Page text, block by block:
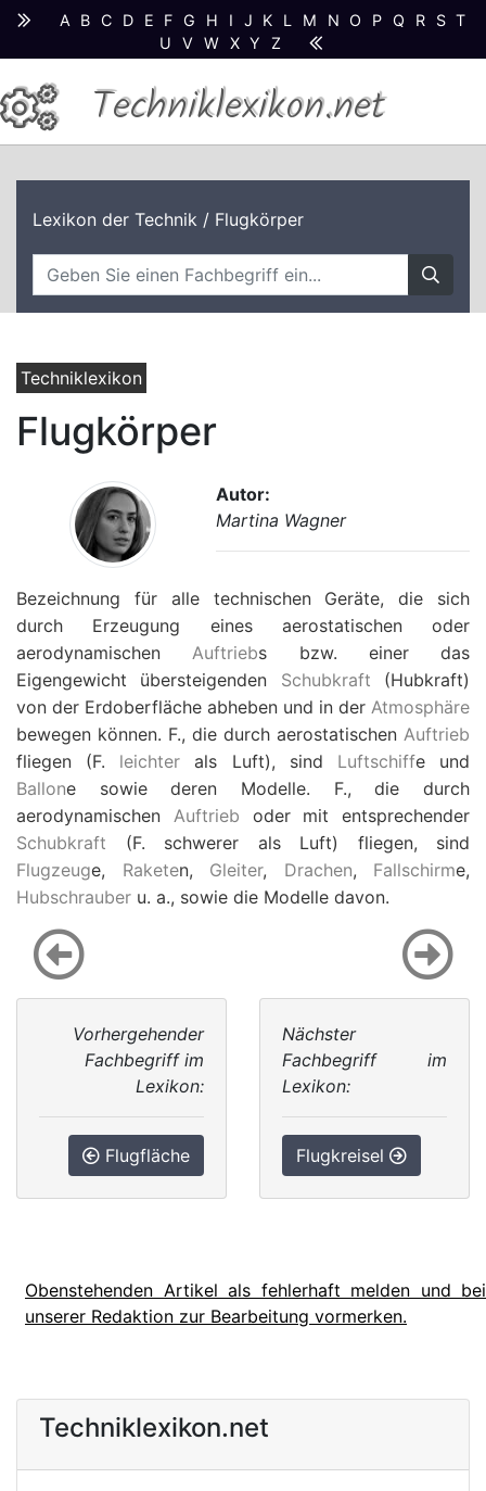
A B C D E F G H I J K L M N O P Q R S T
U
V W X Y Z
Techniklexikon.net
Lexikon der Technik / Flugkörper
Techniklexikon
Flugkörper
Autor:
Martina Wagner
Bezeichnung für alle technischen Geräte, die sich
durch Erzeugung eines aerostatischen oder
aerodynamischenAuftriebs bzw. einer das
Eigengewicht übersteigenden Schubkraft (Hubkraft)
von der Erdoberfläche abheben und in der Atmosphäre
bewegen können. F., die durch aerostatischen Auftrieb
fliegen (F. leichter als Luft), sind Luftschiffe und
Ballone sowie deren Modelle. F., die durch
aerodynamischen Auftrieb oder mit entsprechender
Schubkraft (F. schwerer als Luft) fliegen, sind
Flugzeuge, Raketen, Gleiter, Drachen, Fallschirme,
Hubschrauber u. a., sowie die Modelle davon.
Vorhergehender
Fachbegriff im
Lexikon:
Flugfläche
Nächster
Fachbegriff im
Lexikon:
Flugkreisel
Obenstehenden Artikel als fehlerhaft melden und bei
unserer Redaktion zur Bearbeitung vormerken.
Techniklexikon.net